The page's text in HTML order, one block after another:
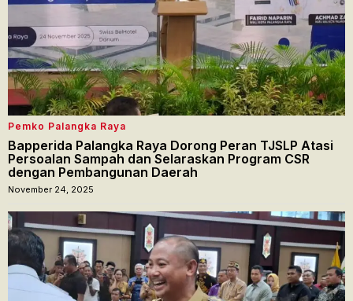
Pemko Palangka Raya
Bapperida Palangka Raya Dorong Peran TJSLP Atasi
Persoalan Sampah dan Selaraskan Program CSR
dengan Pembangunan Daerah
November 24, 2025